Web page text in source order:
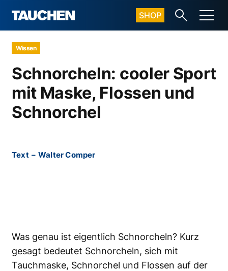
SHOP
Wissen
Schnorcheln: cooler Sport
mit Maske, Flossen und
Schnorchel
Text – Walter Comper
Was genau ist eigentlich Schnorcheln? Kurz
gesagt bedeutet Schnorcheln, sich mit
Tauchmaske, Schnorchel und Flossen auf der